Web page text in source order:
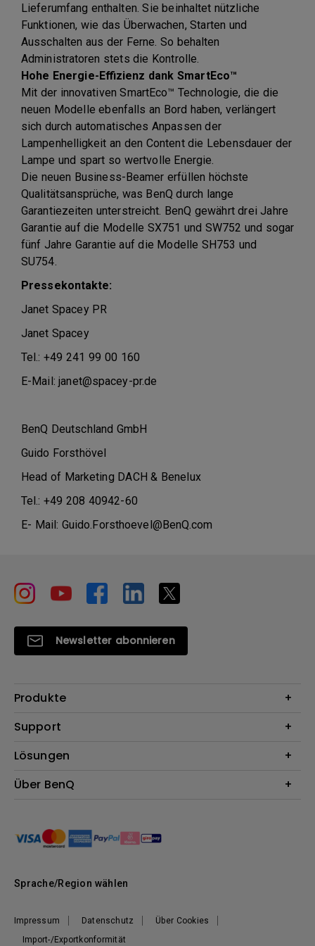
Lieferumfang enthalten. Sie beinhaltet nützliche
Funktionen, wie das Überwachen, Starten und
Ausschalten aus der Ferne. So behalten
Administratoren stets die Kontrolle.
Hohe Energie-Effizienz dank SmartEco™
Mit der innovativen SmartEco™ Technologie, die die
neuen Modelle ebenfalls an Bord haben, verlängert
sich durch automatisches Anpassen der
Lampenhelligkeit an den Content die Lebensdauer der
Lampe und spart so wertvolle Energie.
Die neuen Business-Beamer erfüllen höchste
Qualitätsansprüche, was BenQ durch lange
Garantiezeiten unterstreicht. BenQ gewährt drei Jahre
Garantie auf die Modelle SX751 und SW752 und sogar
fünf Jahre Garantie auf die Modelle SH753 und
SU754.
Pressekontakte:
Janet Spacey PR
Janet Spacey
Tel.: +49 241 99 00 160
E-Mail: janet@spacey-pr.de
BenQ Deutschland GmbH
Guido Forsthövel
Head of Marketing DACH & Benelux
Tel.: +49 208 40942-60
E- Mail: Guido.Forsthoevel@BenQ.com
Newsletter abonnieren
Produkte
Beamer
Lampen
Webcams
Support
Kontakt
Reparaturservice
BenQ Blog
Lösungen
Für Unternehmen
Über BenQ
Nachhaltigkeit
News
Impressum Datenschutz
Über Cookies
Import-/Exportkonformität
Sprache/Region wählen